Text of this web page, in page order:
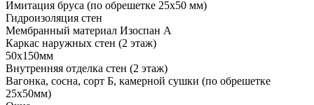
Имитация бруса (по обрешетке 25х50 мм)
Гидроизоляция стен
Мембранный материал Изоспан А
Каркас наружных стен (2 этаж)
50х150мм
Внутренняя отделка стен (2 этаж)
Вагонка, сосна, сорт Б, камерной сушки (по обрешетке
25х50мм)